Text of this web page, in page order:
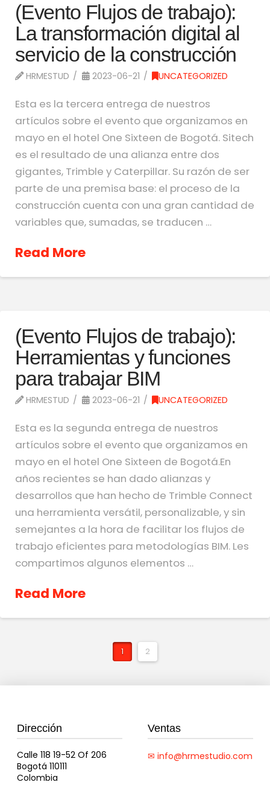
(Evento Flujos de trabajo):
La transformación digital al
servicio de la construcción
HRMESTUD 2023-06-21 UNCATEGORIZED
Esta es la tercera entrega de nuestros
artículos sobre el evento que organizamos en
mayo en el hotel One Sixteen de Bogotá. Sitech
es el resultado de una alianza entre dos
gigantes, Trimble y Caterpillar. Su razón de ser
parte de una premisa base: el proceso de la
construcción cuenta con una gran cantidad de
variables que, sumadas, se traducen …
Read More
(Evento Flujos de trabajo):
Herramientas y funciones
para trabajar BIM
HRMESTUD 2023-06-21 UNCATEGORIZED
Esta es la segunda entrega de nuestros
artículos sobre el evento que organizamos en
mayo en el hotel One Sixteen de Bogotá.En
años recientes se han dado alianzas y
desarrollos que han hecho de Trimble Connect
una herramienta versátil, personalizable, y sin
semejantes a la hora de facilitar los flujos de
trabajo eficientes para metodologías BIM. Les
compartimos algunos elementos …
Read More
1 2
Dirección
Calle 118 19-52 Of 206
Bogotá 110111
Colombia
Ventas
✉ info@hrmestudio.com